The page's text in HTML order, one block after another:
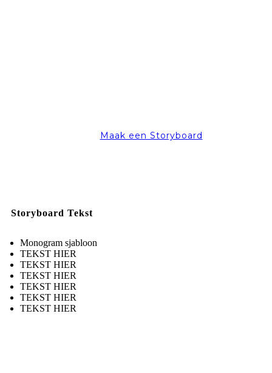
Maak een Storyboard
Storyboard Tekst
Monogram sjabloon
TEKST HIER
TEKST HIER
TEKST HIER
TEKST HIER
TEKST HIER
TEKST HIER